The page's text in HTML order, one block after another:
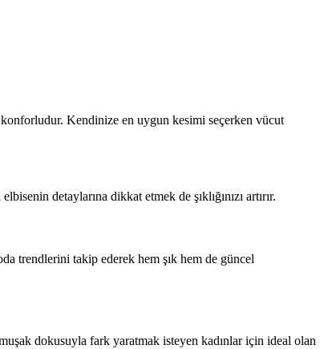
Kendinize en uygun kesimi seçerken vücut
detaylarına dikkat etmek de şıklığınızı artırır.
trendlerini takip ederek hem şık hem de güncel
dokusuyla fark yaratmak isteyen kadınlar için ideal olan